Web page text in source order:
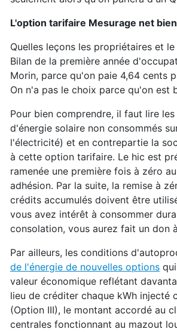
L'option tarifaire Mesurage net
Quelles leçons les propriétaires et
Bilan de la première année
Morin, parce qu'on paie 4,64 cents
On n'a pas le choix parce qu'on est
Pour bien comprendre, il faut lire
d'énergie solaire non consommés
l'électricité) et en contrepartie la
à cette option tarifaire. Le hic est
ramenée une première fois à zéro
adhésion. Par la suite, la remise à
crédits accumulés doivent être
vous avez intérêt à consommer
consolation, vous aurez fait un don
Par ailleurs, les conditions
de l'énergie de nouvelles options
valeur économique reflétant
lieu de créditer chaque kWh injecté
(Option III), le montant accordé au
centrales fonctionnant au mazout